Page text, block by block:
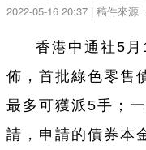
2022-05-16 20:37 | 稿件來源
香港中通社5
佈，首批綠色零售
最多可獲派5手；
請，申請的債券本